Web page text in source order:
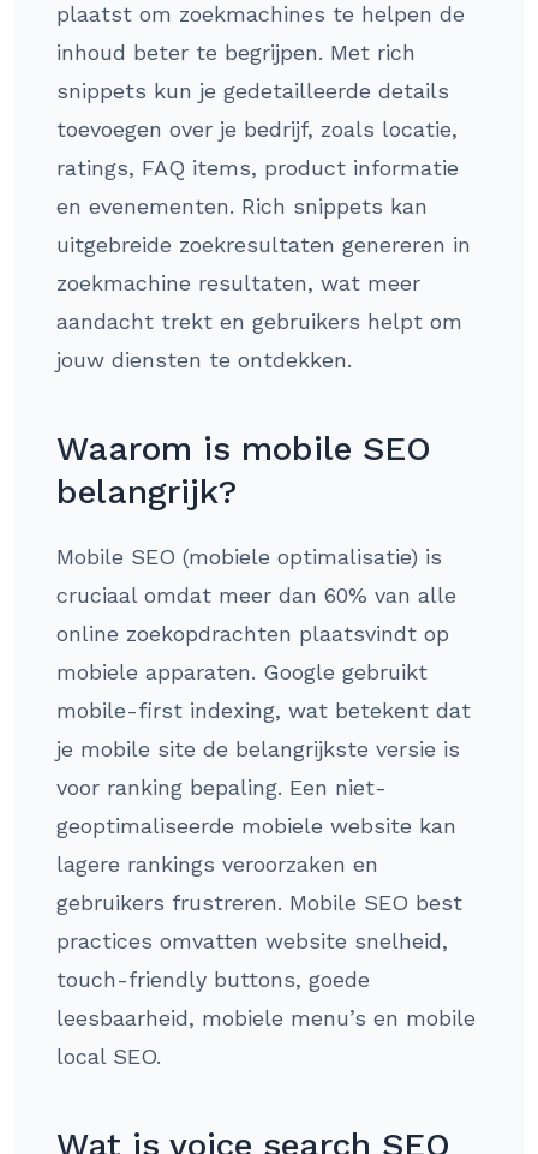
plaatst om zoekmachines te helpen de
inhoud beter te begrijpen. Met rich
snippets kun je gedetailleerde details
toevoegen over je bedrijf, zoals locatie,
ratings, FAQ items, product informatie
en evenementen. Rich snippets kan
uitgebreide zoekresultaten genereren in
zoekmachine resultaten, wat meer
aandacht trekt en gebruikers helpt om
jouw diensten te ontdekken.
Waarom is mobile SEO
belangrijk?
Mobile SEO (mobiele optimalisatie) is
cruciaal omdat meer dan 60% van alle
online zoekopdrachten plaatsvindt op
mobiele apparaten. Google gebruikt
mobile-first indexing, wat betekent dat
je mobile site de belangrijkste versie is
voor ranking bepaling. Een niet-
geoptimaliseerde mobiele website kan
lagere rankings veroorzaken en
gebruikers frustreren. Mobile SEO best
practices omvatten website snelheid,
touch-friendly buttons, goede
leesbaarheid, mobiele menu’s en mobile
local SEO.
Wat is voice search SEO